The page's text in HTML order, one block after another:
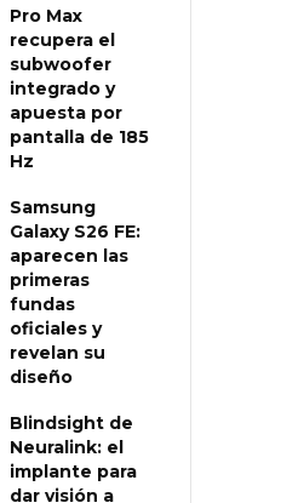
Pro Max
recupera el
subwoofer
integrado y
apuesta por
pantalla de 185
Hz
Samsung
Galaxy S26 FE:
aparecen las
primeras
fundas
oficiales y
revelan su
diseño
Blindsight de
Neuralink: el
implante para
dar visión a